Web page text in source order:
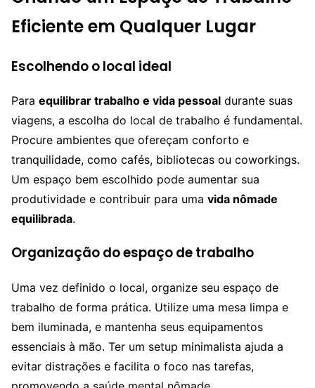
Eficiente em Qualquer Lugar
Escolhendo o local ideal
Para equilibrar trabalho e vida pessoal durante suas
viagens, a escolha do local de trabalho é fundamental.
Procure ambientes que ofereçam conforto e
tranquilidade, como cafés, bibliotecas ou coworkings.
Um espaço bem escolhido pode aumentar sua
produtividade e contribuir para uma vida nômade
equilibrada.
Organização do espaço de trabalho
Uma vez definido o local, organize seu espaço de
trabalho de forma prática. Utilize uma mesa limpa e
bem iluminada, e mantenha seus equipamentos
essenciais à mão. Ter um setup minimalista ajuda a
evitar distrações e facilita o foco nas tarefas,